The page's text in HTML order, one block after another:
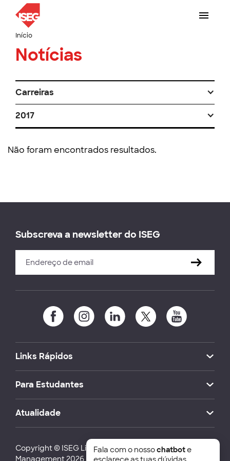
Início
Notícias
Carreiras
2017
Não foram encontrados resultados.
Subscreva a newsletter do ISEG
Links Rápidos
Para Estudantes
Atualidade
Copyright © ISEG Lisbon School of Economics and
Management 2026
Fala com o nossochatbote